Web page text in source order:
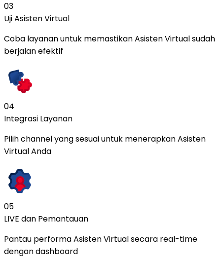
03
Uji Asisten Virtual
Coba layanan untuk memastikan Asisten Virtual sudah
berjalan efektif
04
Integrasi Layanan
Pilih channel yang sesuai untuk menerapkan Asisten
Virtual Anda
05
LIVE dan Pemantauan
Pantau performa Asisten Virtual secara real-time
dengan dashboard